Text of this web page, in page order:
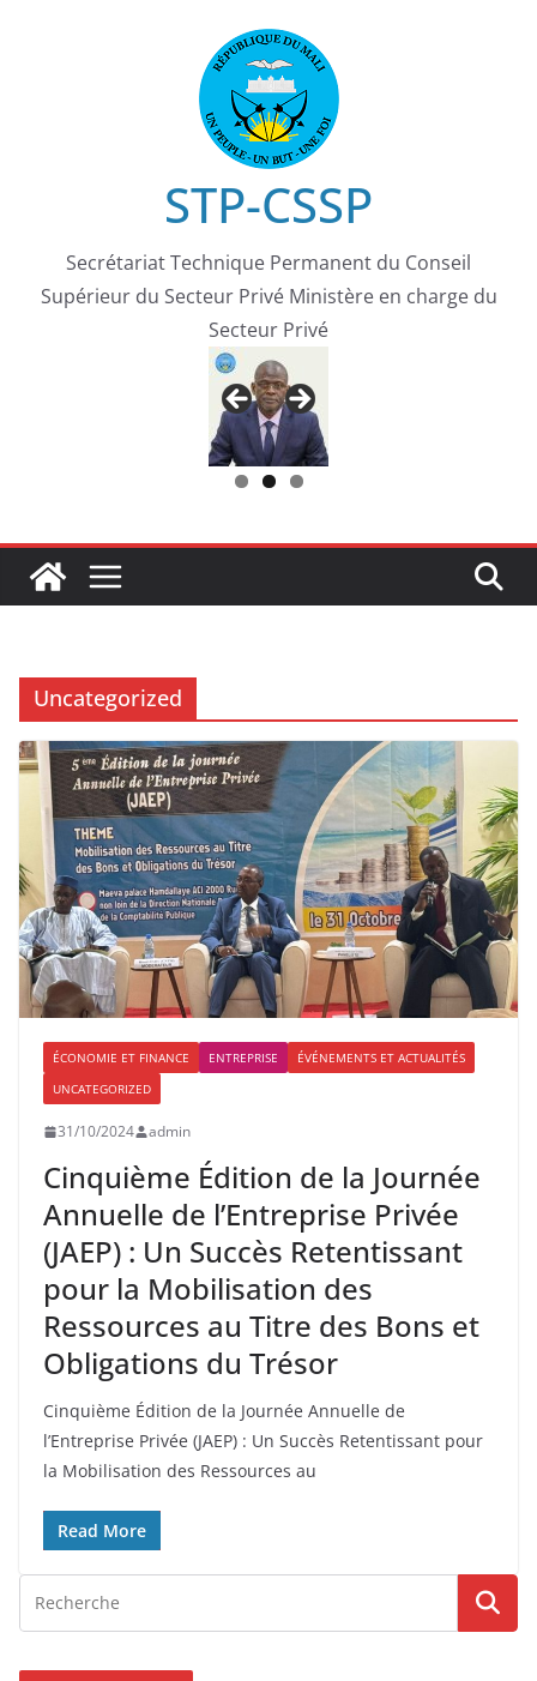
STP-CSSP
Secrétariat Technique Permanent du Conseil
Supérieur du Secteur Privé Ministère en charge du
Secteur Privé
Uncategorized
ÉCONOMIE ET FINANCE ENTREPRISE
ÉVÉNEMENTS ET ACTUALITÉS
UNCATEGORIZED
31/10/2024 admin
Cinquième Édition de la Journée
Annuelle de l’Entreprise Privée
(JAEP) : Un Succès Retentissant
pour la Mobilisation des
Ressources au Titre des Bons et
Obligations du Trésor
Cinquième Édition de la Journée Annuelle de
l’Entreprise Privée (JAEP) : Un Succès Retentissant pour
la Mobilisation des Ressources au
Read More